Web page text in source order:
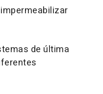
de última